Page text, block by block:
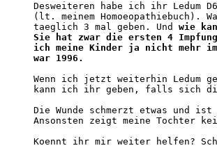
Desweiteren habe ich ihr Ledum
(lt. meinem Homoeopathiebuch).
taeglich 3 mal geben. Und wie
Sie hat zwar die ersten 4
ich meine Kinder ja nicht mehr
war 1996.
Wenn ich jetzt weiterhin Ledum
kann ich ihr geben, falls sich
Die Wunde schmerzt etwas und
Ansonsten zeigt meine Tochter
Koennt ihr mir weiter helfen?